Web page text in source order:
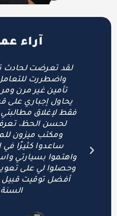
آراء
لقد تعرضت لحادث
واضطررت
تأمين غير مرن
فقط لإغلاق
لحسن الحظ،
ومكتب ميزون
ساعدوا كثيرًا في
واهتموا بسيارتي
وحصلوا لي على تعويض
أفضل توقيت قبيل